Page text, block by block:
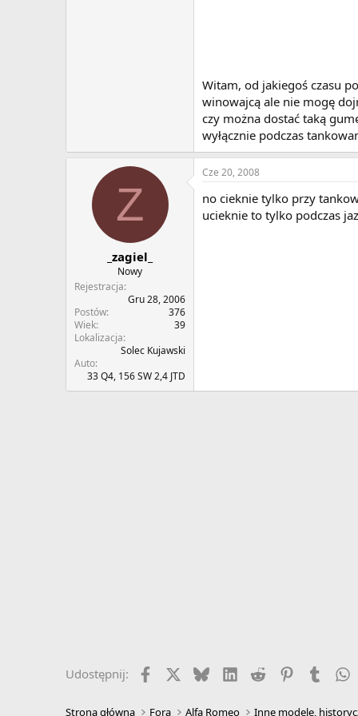
Witam, od jakiegoś czasu
winowajcą ale nie mogę
czy można dostać taką
wyłącznie podczas
Z
_zagiel_
Nowy
Rejestracja
Gru 28, 2006
Postów
376
Wiek
39
Lokalizacja
Solec Kujawski
Auto
33 Q4, 156 SW 2,4 JTD
Cze 20, 2008
no cieknie tylko przy
ucieknie to tylko podczas
Udostępnij: Facebook BlueskyLinkedIn
Reddit PinterestTumblr
Strona główna Fora Alfa Romeo Inne modele,